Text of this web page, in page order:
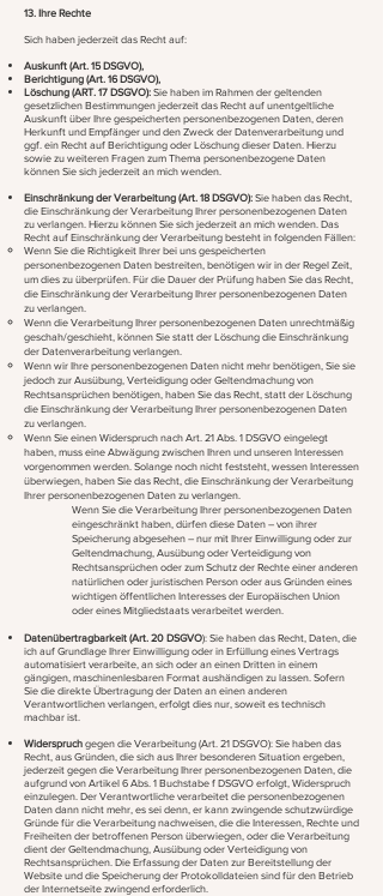
13. Ihre Rechte
Sich haben jederzeit das Recht auf:
Auskunft (Art. 15 DSGVO),
Berichtigung (Art. 16 DSGVO),
Löschung (ART. 17 DSGVO):Sie haben im Rahmen der geltenden
gesetzlichen Bestimmungen jederzeit das Recht auf unentgeltliche
Auskunft über Ihre gespeicherten personenbezogenen Daten, deren
Herkunft und Empfänger und den Zweck der Datenverarbeitung und
ggf. ein Recht auf Berichtigung oder Löschung dieser Daten. Hierzu
sowie zu weiteren Fragen zum Thema personenbezogene Daten
können Sie sich jederzeit an mich wenden.
Einschränkung der Verarbeitung (Art. 18 DSGVO):Sie haben das Recht,
die Einschränkung der Verarbeitung Ihrer personenbezogenen Daten
zu verlangen. Hierzu können Sie sich jederzeit an mich wenden. Das
Recht auf Einschränkung der Verarbeitung besteht in folgenden Fällen:
Wenn Sie die Richtigkeit Ihrer bei uns gespeicherten
personenbezogenen Daten bestreiten, benötigen wir in der Regel Zeit,
um dies zu überprüfen. Für die Dauer der Prüfung haben Sie das Recht,
die Einschränkung der Verarbeitung Ihrer personenbezogenen Daten
zu verlangen.
Wenn die Verarbeitung Ihrer personenbezogenen Daten unrechtmäßig
geschah/geschieht, können Sie statt der Löschung die Einschränkung
der Datenverarbeitung verlangen.
Wenn wir Ihre personenbezogenen Daten nicht mehr benötigen, Sie sie
jedoch zur Ausübung, Verteidigung oder Geltendmachung von
Rechtsansprüchen benötigen, haben Sie das Recht, statt der Löschung
die Einschränkung der Verarbeitung Ihrer personenbezogenen Daten
zu verlangen.
Wenn Sie einen Widerspruch nach Art. 21 Abs. 1 DSGVO eingelegt
haben, muss eine Abwägung zwischen Ihren und unseren Interessen
vorgenommen werden. Solange noch nicht feststeht, wessen Interessen
überwiegen, haben Sie das Recht, die Einschränkung der Verarbeitung
Ihrer personenbezogenen Daten zu verlangen.
Wenn Sie die Verarbeitung Ihrer personenbezogenen Daten
eingeschränkt haben, dürfen diese Daten – von ihrer
Speicherung abgesehen – nur mit Ihrer Einwilligung oder zur
Geltendmachung, Ausübung oder Verteidigung von
Rechtsansprüchen oder zum Schutz der Rechte einer anderen
natürlichen oder juristischen Person oder aus Gründen eines
wichtigen öffentlichen Interesses der Europäischen Union
oder eines Mitgliedstaats verarbeitet werden.
Datenübertragbarkeit (Art. 20 DSGVO): Sie haben das Recht, Daten, die
ich auf Grundlage Ihrer Einwilligung oder in Erfüllung eines Vertrags
automatisiert verarbeite, an sich oder an einen Dritten in einem
gängigen, maschinenlesbaren Format aushändigen zu lassen. Sofern
Sie die direkte Übertragung der Daten an einen anderen
Verantwortlichen verlangen, erfolgt dies nur, soweit es technisch
machbar ist.
Widerspruchgegen die Verarbeitung (Art. 21 DSGVO):Sie haben das
Recht, aus Gründen, die sich aus Ihrer besonderen Situation ergeben,
jederzeit gegen die Verarbeitung Ihrer personenbezogenen Daten, die
aufgrund von Artikel 6 Abs. 1 Buchstabe f DSGVO erfolgt, Widerspruch
einzulegen. Der Verantwortliche verarbeitet die personenbezogenen
Daten dann nicht mehr, es sei denn, er kann zwingende schutzwürdige
Gründe für die Verarbeitung nachweisen, die die Interessen, Rechte und
Freiheiten der betroffenen Person überwiegen, oder die Verarbeitung
dient der Geltendmachung, Ausübung oder Verteidigung von
Rechtsansprüchen. Die Erfassung der Daten zur Bereitstellung der
Website und die Speicherung der Protokolldateien sind für den Betrieb
der Internetseite zwingend erforderlich.